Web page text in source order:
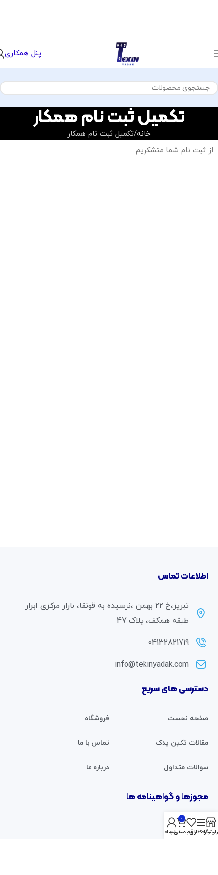
پنل همکاری
تکمیل ثبت نام همکار
خانه تکمیل ثبت نام همکار
از ثبت نام شما متشکریم
اطلاعات تماس
تبریز،خ ۲۲ بهمن ،نرسیده به قونقا، بازار مرکزی ابزار
طبقه همکف، پلاک 47
04132821719
info@tekinyadak.com
دسترسی های سریع
صفحه نخست فروشگاه
مقالات تکین یدک تماس با ما
سوالات متداول درباره ما
مجوزها و گواهینامه ها
نوار کناری
لیست علاقه مندی ها
0
سبد خرید
حساب من